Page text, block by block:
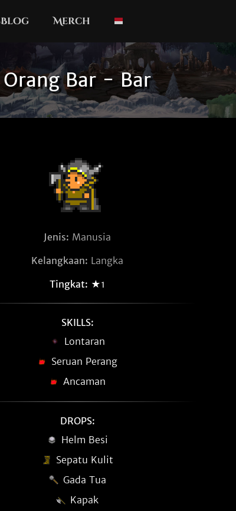
Blog Merch
Orang Bar - Bar
Jenis: Manusia
Kelangkaan: Langka
Tingkat: ★1
SKILLS:
Lontaran
Seruan Perang
Ancaman
DROPS:
Helm Besi
Sepatu Kulit
Gada Tua
Kapak